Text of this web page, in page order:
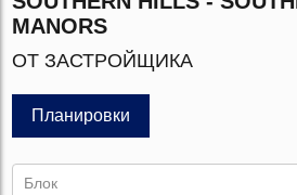
MANORS
ОТ ЗАСТРОЙЩИКА
Планировки
Блок